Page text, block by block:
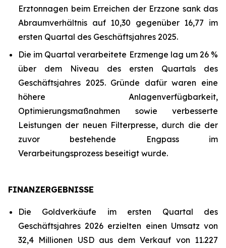
Erztonnagen beim Erreichen der Erzzone sank das
Abraumverhältnis auf 10,30 gegenüber 16,77 im
ersten Quartal des Geschäftsjahres 2025.
Die im Quartal verarbeitete Erzmenge lag um 26 %
über dem Niveau des ersten Quartals des
Geschäftsjahres 2025. Gründe dafür waren eine
höhere Anlagenverfügbarkeit,
Optimierungsmaßnahmen sowie verbesserte
Leistungen der neuen Filterpresse, durch die der
zuvor bestehende Engpass im
Verarbeitungsprozess beseitigt wurde.
FINANZERGEBNISSE
Die Goldverkäufe im ersten Quartal des
Geschäftsjahres 2026 erzielten einen Umsatz von
32,4 Millionen USD aus dem Verkauf von 11.227